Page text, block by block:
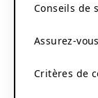
Conseils de
Assurez-
Critères de